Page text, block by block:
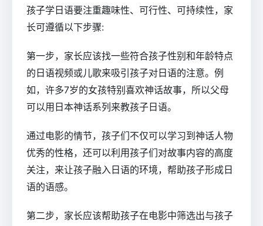
孩子学日语要注重趣味性、可行性、可持续性，家
长可遵循以下步骤:
第一步，家长应该找一些符合孩子性别和年龄特点
的日语视频或儿歌来吸引孩子对日语的注意。例
如，许多7岁的女孩特别喜欢神话故事，所以父母
可以用日本神话系列来教孩子日语。
通过电影的情节，孩子们不仅可以学习到神话人物
优秀的性格，还可以利用孩子们对故事内容的高度
关注，来让孩子融入日语的环境，帮助孩子形成日
语的语感。
第二步，家长应该帮助孩子在电影中筛选出与孩子